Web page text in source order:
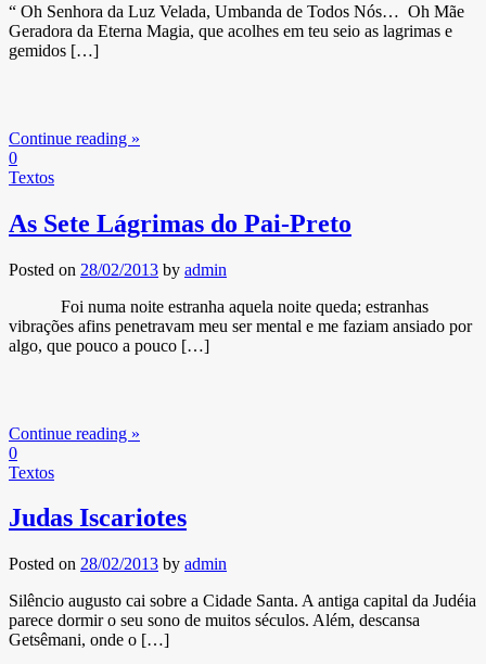
“ Oh Senhora da Luz Velada, Umbanda de Todos Nós… Oh Mãe
Geradora da Eterna Magia, que acolhes em teu seio as lagrimas e
gemidos […]
Continue reading »
0
Textos
As Sete Lágrimas do Pai-Preto
Posted on 28/02/2013 by admin
Foi numa noite estranha aquela noite queda; estranhas
vibrações afins penetravam meu ser mental e me faziam ansiado por
algo, que pouco a pouco […]
Continue reading »
0
Textos
Judas Iscariotes
Posted on 28/02/2013 by admin
Silêncio augusto cai sobre a Cidade Santa. A antiga capital da Judéia
parece dormir o seu sono de muitos séculos. Além, descansa
Getsêmani, onde o […]